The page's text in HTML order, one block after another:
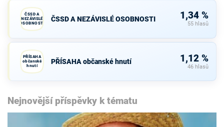
ČSSD A
NEZÁVISLÉ
OSOBNOSTI
ČSSD A NEZÁVISLÉ OSOBNOSTI 1,34 %
55 hlasů
PŘÍSAHA
občanské
hnutí
PŘÍSAHA občanské hnutí 1,12 %
46 hlasů
Nejnovější příspěvky k tématu